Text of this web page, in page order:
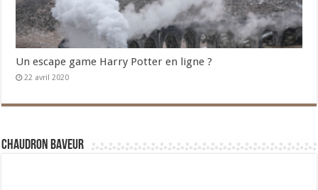
Un escape game Harry Potter en ligne ?
22 avril 2020
Chaudron Baveur